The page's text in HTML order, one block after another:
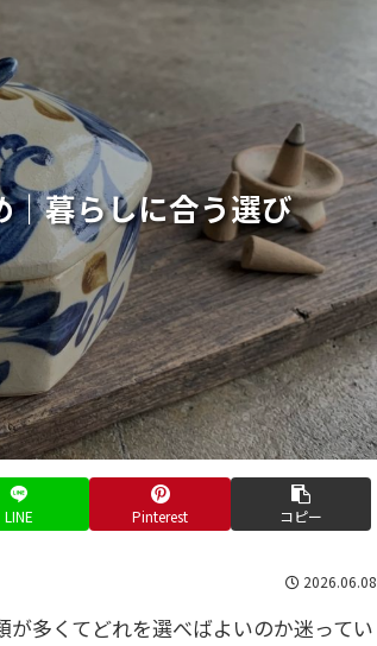
｜暮らしに合う選び
LINE Pinterest コピー
2026.06.08
多くてどれを選べばよいのか迷ってい